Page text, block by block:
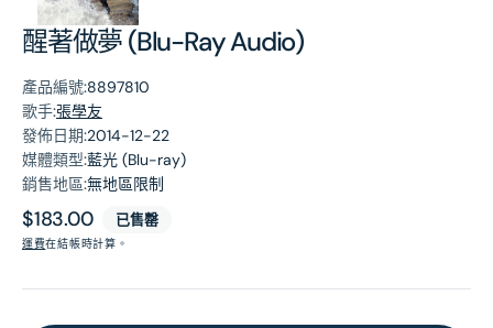
醒著做夢 (Blu-Ray Audio)
產品編號:8897810
歌手:張學友
發佈日期:2014-12-22
媒體類型:藍光 (Blu-ray)
銷售地區:無地區限制
原
價
$183.00 已售罄
運費在結帳時計算。